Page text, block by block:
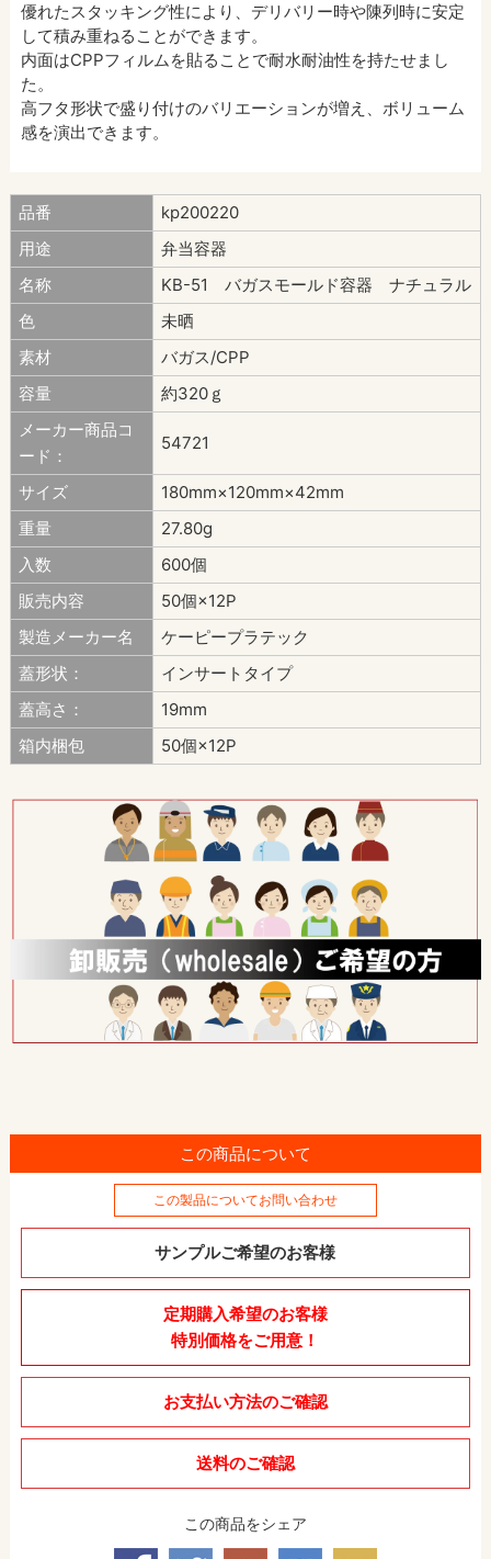
優れたスタッキング性により、デリバリー時や陳列時に安定
して積み重ねることができます。
内面はCPPフィルムを貼ることで耐水耐油性を持たせまし
た。
高フタ形状で盛り付けのバリエーションが増え、ボリューム
感を演出できます。
品番
kp200220
用途
弁当容器
名称
KB-51 バガスモールド容器 ナチュラル
色
未晒
素材
バガス/CPP
容量
約320ｇ
メーカー商品コ
ード：
54721
サイズ
180mm×120mm×42mm
重量
27.80g
入数
600個
販売内容
50個×12P
製造メーカー名
ケーピープラテック
蓋形状：
インサートタイプ
蓋高さ：
19mm
箱内梱包
50個×12P
この商品について
この製品についてお問い合わせ
サンプルご希望のお客様
定期購入希望のお客様
特別価格をご用意！
お支払い方法のご確認
送料のご確認
この商品をシェア